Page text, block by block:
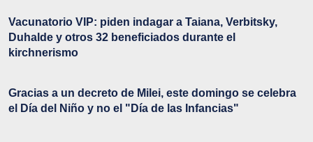
Vacunatorio VIP: piden indagar a Taiana, Verbitsky,
Duhalde y otros 32 beneficiados durante el
kirchnerismo
Gracias a un decreto de Milei, este domingo se celebra
el Día del Niño y no el "Día de las Infancias"